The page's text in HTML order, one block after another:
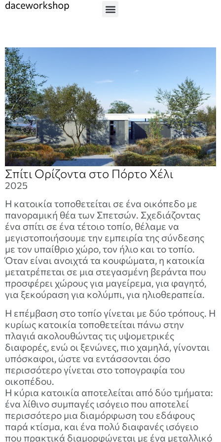
Σπίτι Ορίζοντα στο Πόρτο Χέλι
2025
Η κατοικία τοποθετείται σε ένα οικόπεδο με
πανοραμική θέα των Σπετσών. Σχεδιάζοντας
ένα σπίτι σε ένα τέτοιο τοπίο, θέλαμε να
μεγιστοποιήσουμε την εμπειρία της σύνδεσης
με τον υπαίθριο χώρο, τον ήλιο και το τοπίο.
Όταν είναι ανοιχτά τα κουφώματα, η κατοικία
μετατρέπεται σε μια στεγασμένη βεράντα που
προσφέρει χώρους για μαγείρεμα, για φαγητό,
για ξεκούραση για κολύμπι, για ηλιοθεραπεία.
Η επέμβαση στο τοπίο γίνεται με δύο τρόπους. Η
κυρίως κατοικία τοποθετείται πάνω στην
πλαγιά ακολουθώντας τις υψομετρικές
διαφορές, ενώ οι ξενώνες, πιο χαμηλά, γίνονται
υπόσκαφοι, ώστε να εντάσσονται όσο
περισσότερο γίνεται στο τοπογραφία του
οικοπέδου.
Η κύρια κατοικία αποτελείται από δύο τμήματα:
ένα λίθινο συμπαγές ισόγειο που αποτελεί
περισσότερο μια διαμόρφωση του εδάφους
παρά κτίσμα, και ένα πολύ διαφανές ισόγειο
που πρακτικά διαμορφώνεται με ένα μεταλλικό